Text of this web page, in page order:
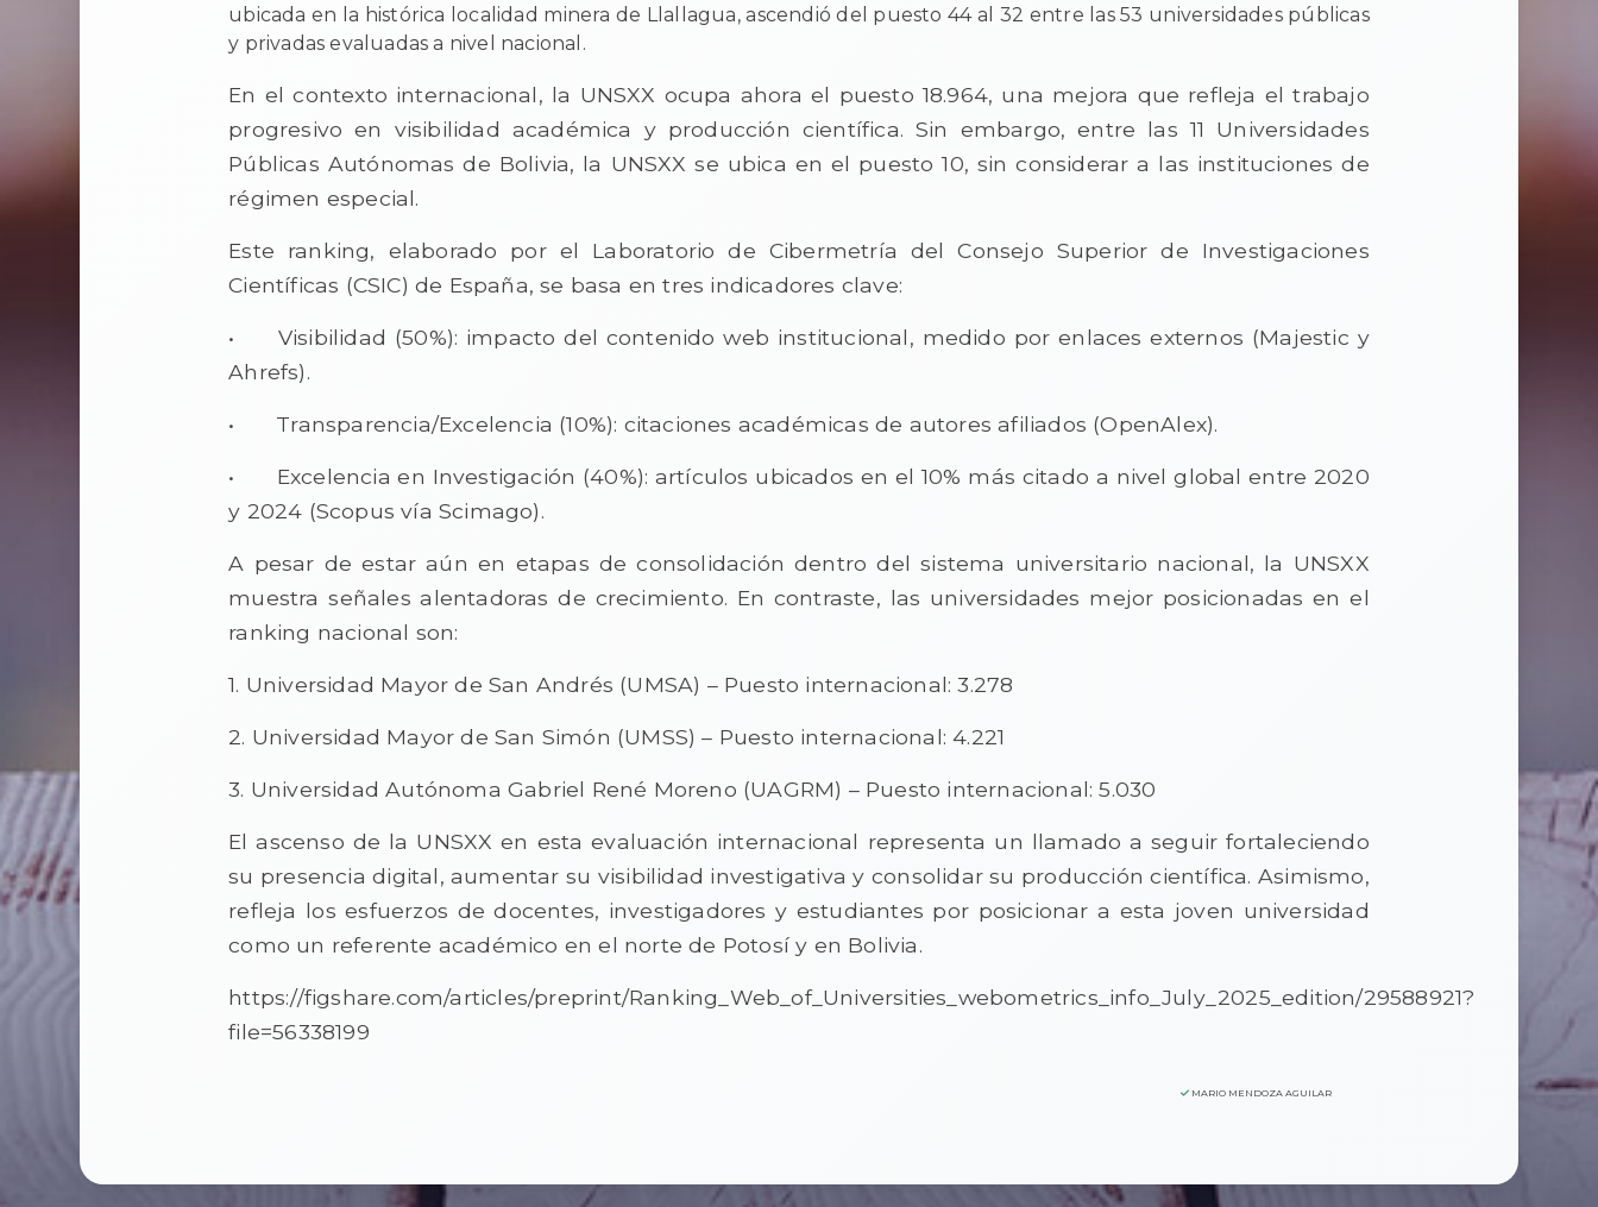
ubicada en la histórica localidad minera de Llallagua, ascendió del puesto 44 al 32 entre las 53 universidades públicas
y privadas evaluadas a nivel nacional.
En el contexto internacional, la UNSXX ocupa ahora el puesto 18.964, una mejora que refleja el trabajo
progresivo en visibilidad académica y producción científica. Sin embargo, entre las 11 Universidades
Públicas Autónomas de Bolivia, la UNSXX se ubica en el puesto 10, sin considerar a las instituciones de
régimen especial.
Este ranking, elaborado por el Laboratorio de Cibermetría del Consejo Superior de Investigaciones
Científicas (CSIC) de España, se basa en tres indicadores clave:
•
Visibilidad (50%): impacto del contenido web institucional, medido por enlaces externos (Majestic y
Ahrefs).
• Transparencia/Excelencia (10%): citaciones académicas de autores afiliados (OpenAlex).
•
Excelencia en Investigación (40%): artículos ubicados en el 10% más citado a nivel global entre 2020
y 2024 (Scopus vía Scimago).
A pesar de estar aún en etapas de consolidación dentro del sistema universitario nacional, la UNSXX
muestra señales alentadoras de crecimiento. En contraste, las universidades mejor posicionadas en el
ranking nacional son:
1. Universidad Mayor de San Andrés (UMSA) – Puesto internacional: 3.278
2. Universidad Mayor de San Simón (UMSS) – Puesto internacional: 4.221
3. Universidad Autónoma Gabriel René Moreno (UAGRM) – Puesto internacional: 5.030
El ascenso de la UNSXX en esta evaluación internacional representa un llamado a seguir fortaleciendo
su presencia digital, aumentar su visibilidad investigativa y consolidar su producción científica. Asimismo,
refleja los esfuerzos de docentes, investigadores y estudiantes por posicionar a esta joven universidad
como un referente académico en el norte de Potosí y en Bolivia.
https://figshare.com/articles/preprint/Ranking_Web_of_Universities_webometrics_info_July_2025_edition/29588921?
file=56338199
MARIO MENDOZA AGUILAR